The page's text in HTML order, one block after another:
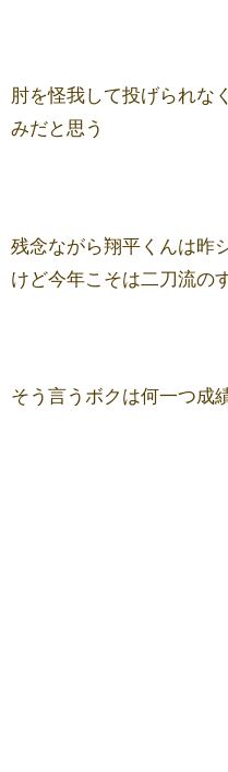
肘を怪我して投げられな
みだと思う
残念ながら翔平くんは昨
けど今年こそは二刀流の
そう言うボクは何一つ成